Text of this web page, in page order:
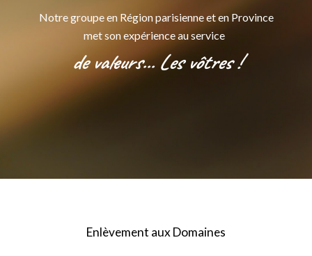
Notre groupe en Région parisienne et en Province
met son expérience au service
de valeurs... Les vôtres !
Enlèvement aux Domaines